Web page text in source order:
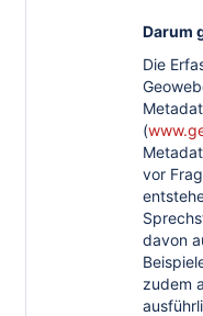
Darum
Die
(
vor
davon
zudem